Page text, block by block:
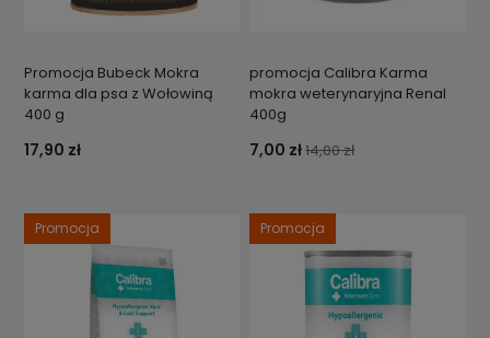
Promocja Bubeck Mokra
karma dla psa z Wołowiną
400 g
17,90 zł
promocja Calibra Karma
mokra weterynaryjna Renal
400g
7,00 zł14,00 zł
Promocja Promocja